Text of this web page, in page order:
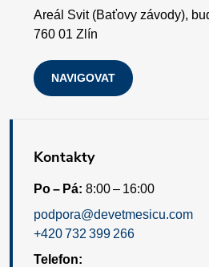
Areál Svit (Baťovy závody),
760 01 Zlín
NAVIGOVAT
Kontakty
Po – Pá: 8:00 – 16:00
podpora@devetmesicu.com
+420 732 399 266
Telefon: